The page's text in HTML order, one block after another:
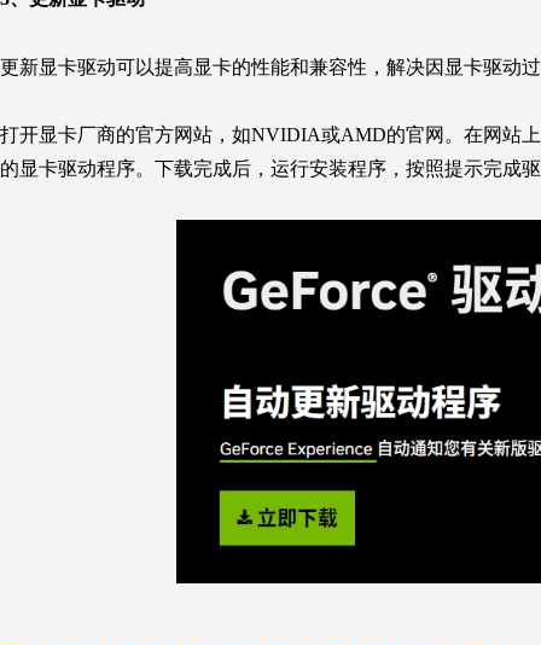
更新显卡驱动可以提高显卡的性能和兼容性，解决因显卡驱动
打开显卡厂商的官方网站，如NVIDIA或AMD的官网。在网站
的显卡驱动程序。下载完成后，运行安装程序，按照提示完成